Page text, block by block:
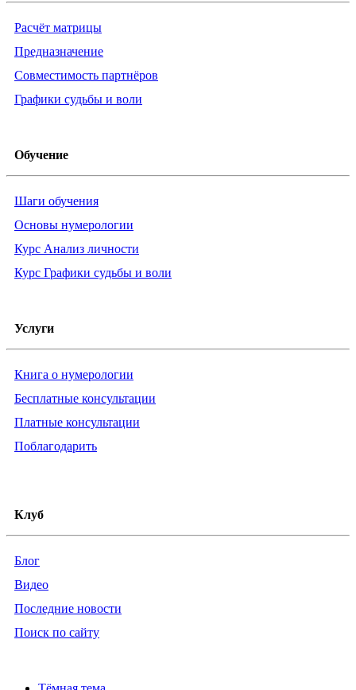
Расчёт матрицы
Предназначение
Совместимость партнёров
Графики судьбы и воли
Обучение
Шаги обучения
Основы нумерологии
Курс Анализ личности
Курс Графики судьбы и воли
Услуги
Книга о нумерологии
Бесплатные консультации
Платные консультации
Поблагодарить
Клуб
Блог
Видео
Последние новости
Поиск по сайту